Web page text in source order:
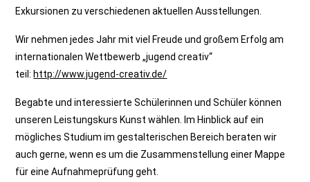
Exkursionen zu verschiedenen aktuellen Ausstellungen.
Wir nehmen jedes Jahr mit viel Freude und großem Erfolg am
internationalen Wettbewerb „jugend creativ“
teil: http://www.jugend-creativ.de/
Begabte und interessierte Schülerinnen und Schüler können
unseren Leistungskurs Kunst wählen. Im Hinblick auf ein
mögliches Studium im gestalterischen Bereich beraten wir
auch gerne, wenn es um die Zusammenstellung einer Mappe
für eine Aufnahmeprüfung geht.